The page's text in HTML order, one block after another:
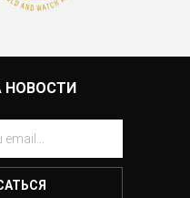
НОВОСТИ